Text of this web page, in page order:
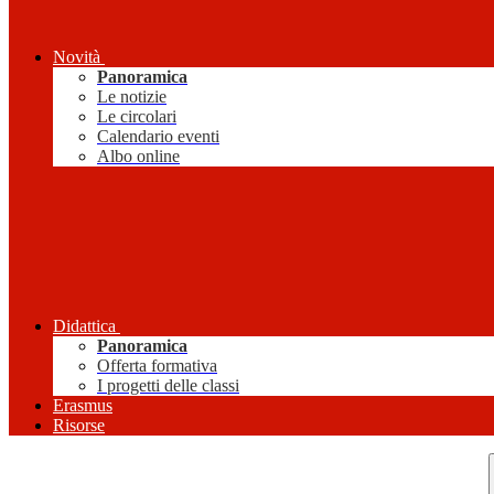
Novità
Panoramica
Le notizie
Le circolari
Calendario eventi
Albo online
Didattica
Panoramica
Offerta formativa
I progetti delle classi
Erasmus
Risorse